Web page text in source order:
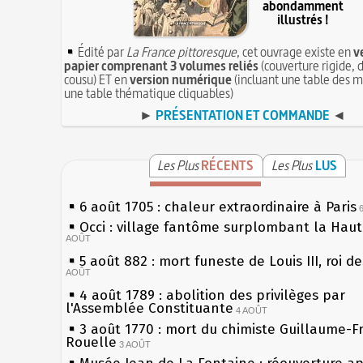
abondamment
illustrés !
Édité parLa France pittoresque, cet ouvrage existe en
papier comprenant 3 volumes reliés(couverture rigide,
cousu) ET enversion numérique(incluant une table des
une table thématique cliquables)
► PRÉSENTATION ET COMMANDE ◄
Les PlusRÉCENTS Les Plus LUS
6 août 1705 : chaleur extraordinaire à Paris
Occi : village fantôme surplombant la
AOÛT
5 août 882 : mort funeste de Louis III, roi
AOÛT
4 août 1789 : abolition des privilèges par
l'Assemblée Constituante 4 AOÛT
3 août 1770 : mort du chimiste Guillaume-
Rouelle 3 AOÛT